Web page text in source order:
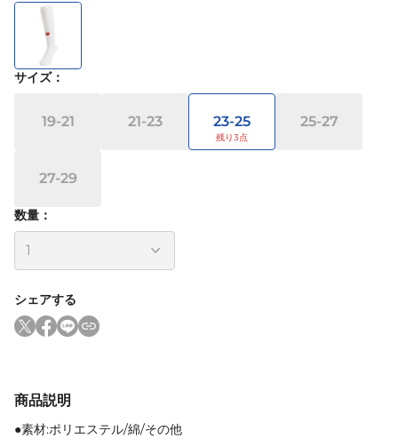
サイズ：
19-21 21-23 23-25 25-27
27-29
数量：
シェアする
商品説明
●素材:ポリエステル/綿/その他